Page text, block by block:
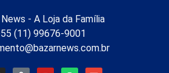
News - A Loja da Família
(11) 99676-9001